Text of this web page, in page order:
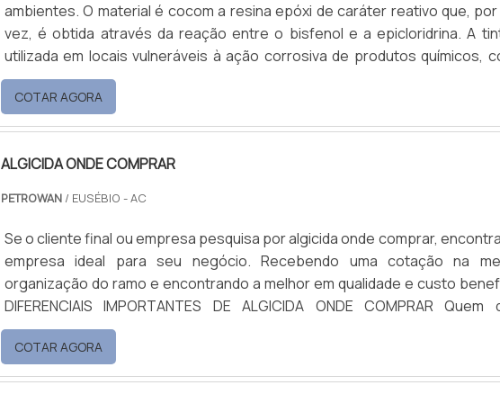
iônico e fosqueante com ótima qualidade e proteção. Se diferenciando
de seu segmento, a empresa consegue também proporcionar
atendimento cuidadoso e que busca a satisfação do cliente. A Petrowan é
seriedade e qualidade que garante uma entrega de excelência de
ponta.
ambientes. O material é cocom a resina epóxi de caráter reativo que,
vez, é obtida através da reação entre o bisfenol e a epicloridrina. A
utilizada em locais vulneráveis à ação corrosiva de produtos químicos,
banheiros e cozinhas.Especificações relevantes do materialA
anticorrosiva é reativa, formada por duas partes, conhecidas como
endurecedor, vendidos em embalagens separadas par.
COTAR AGORA
ALGICIDA ONDE COMPRAR
PETROWAN/ EUSÉBIO - AC
Se o cliente final ou empresa pesquisa por algicida onde comprar,
empresa ideal para seu negócio. Recebendo uma cotação na
organização do ramo e encontrando a melhor em qualidade e custo
DIFERENCIAIS IMPORTANTES DE ALGICIDA ONDE COMPRAR Quem
encontrar algicida onde comprar em uma empresa comprometida com
serviços, depara com a Petrowan. A empresa tem em seu escopo
multiuso e limpa piso e argila cosmética, focando em
COTAR AGORA